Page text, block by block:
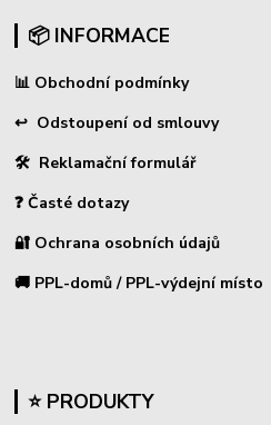
📦 INFORMACE
📊 Obchodní podmínky
↩ Odstoupení od smlouvy
🛠 Reklamační formulář
❓ Časté dotazy
🔐 Ochrana osobních údajů
🚚 PPL-domů / PPL-výdejní místo
⭐ PRODUKTY